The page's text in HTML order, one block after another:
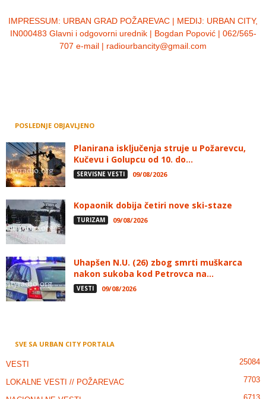
IMPRESSUM: URBAN GRAD POŽAREVAC | MEDIJ: URBAN CITY,
IN000483 Glavni i odgovorni urednik | Bogdan Popović | 062/565-
707 e-mail | radiourbancity@gmail.com
POSLEDNJE OBJAVLJENO
Planirana isključenja struje u Požarevcu,
Kučevu i Golupcu od 10. do...
SERVISNE VESTI 09/08/2026
Kopaonik dobija četiri nove ski-staze
TURIZAM 09/08/2026
Uhapšen N.U. (26) zbog smrti muškarca
nakon sukoba kod Petrovca na...
VESTI 09/08/2026
SVE SA URBAN CITY PORTALA
VESTI 25084
LOKALNE VESTI // POŽAREVAC 7703